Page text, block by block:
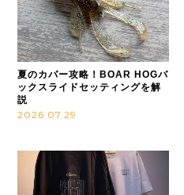
夏のカバー攻略！BOAR HOGバ
ックスライドセッティングを解
説
2026.07.29